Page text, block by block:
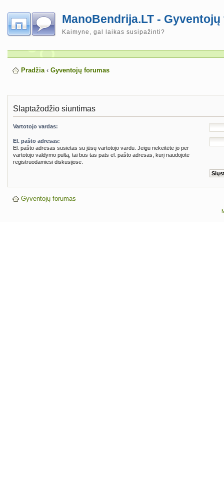
ManoBendrija.LT -
Kaimyne, gal laikas susipažinti?
Pradžia ‹ Gyventojų forumas
Slaptažodžio siuntimas
Vartotojo vardas:
El. pašto adresas:
El. pašto adresas susietas su jūsų vartotojo vardu. Jeigu nekeitėte jo per
vartotojo valdymo pultą, tai bus tas pats el. pašto adresas, kurį naudojote
registruodamiesi diskusijose.
Gyventojų forumas